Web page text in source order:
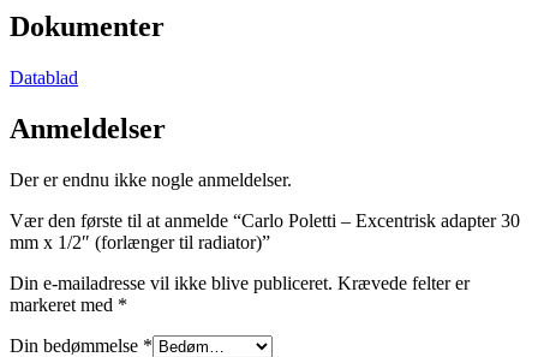
Dokumenter
Datablad
Anmeldelser
Der er endnu ikke nogle anmeldelser.
Vær den første til at anmelde “Carlo Poletti – Excentrisk adapter 30
mm x 1/2″ (forlænger til radiator)”
Din e-mailadresse vil ikke blive publiceret. Krævede felter er
markeret med *
Din bedømmelse *